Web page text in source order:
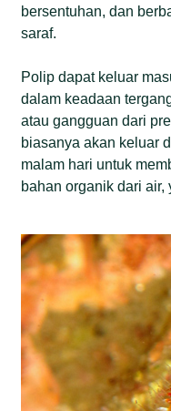
bersentuhan, dan
saraf.
Polip dapat keluar
dalam keadaan
atau gangguan dari
biasanya akan keluar
malam hari untuk
bahan organik dari